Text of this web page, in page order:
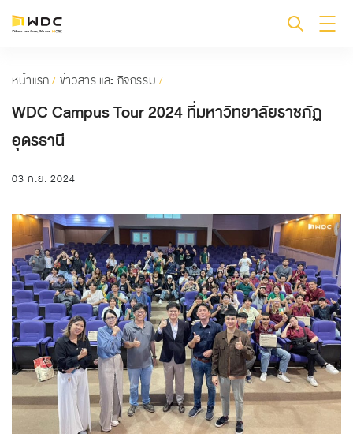
หน้าแรก/ ข่าวสาร และ กิจกรรม /
WDC Campus Tour 2024 ที่มหาวิทยาลัยราชภัฏ
อุดรธานี
03 ก.ย. 2024